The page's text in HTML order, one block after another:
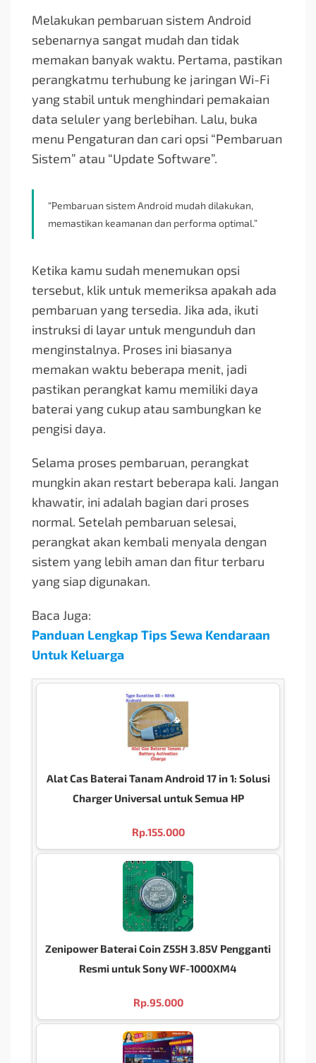
Melakukan pembaruan sistem Android
sebenarnya sangat mudah dan tidak
memakan banyak waktu. Pertama, pastikan
perangkatmu terhubung ke jaringan Wi-Fi
yang stabil untuk menghindari pemakaian
data seluler yang berlebihan. Lalu, buka
menu Pengaturan dan cari opsi “Pembaruan
Sistem” atau “Update Software”.
“Pembaruan sistem Android mudah dilakukan,
memastikan keamanan dan performa optimal.”
Ketika kamu sudah menemukan opsi
tersebut, klik untuk memeriksa apakah ada
pembaruan yang tersedia. Jika ada, ikuti
instruksi di layar untuk mengunduh dan
menginstalnya. Proses ini biasanya
memakan waktu beberapa menit, jadi
pastikan perangkat kamu memiliki daya
baterai yang cukup atau sambungkan ke
pengisi daya.
Selama proses pembaruan, perangkat
mungkin akan restart beberapa kali. Jangan
khawatir, ini adalah bagian dari proses
normal. Setelah pembaruan selesai,
perangkat akan kembali menyala dengan
sistem yang lebih aman dan fitur terbaru
yang siap digunakan.
Baca Juga:
Panduan Lengkap Tips Sewa Kendaraan
Untuk Keluarga
Alat Cas Baterai Tanam Android 17 in 1: Solusi
Charger Universal untuk Semua HP
Rp.155.000
Zenipower Baterai Coin Z55H 3.85V Pengganti
Resmi untuk Sony WF-1000XM4
Rp.95.000